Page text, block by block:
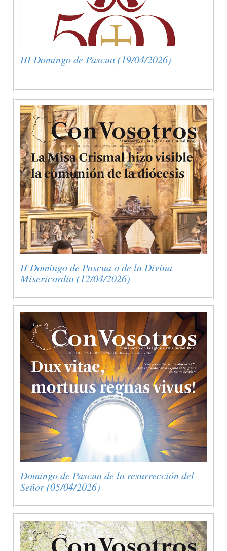
III Domingo de Pascua (19/04/2026)
II Domingo de Pascua o de la Divina
Misericordia (12/04/2026)
Domingo de Pascua de la resurrección del
Señor (05/04/2026)